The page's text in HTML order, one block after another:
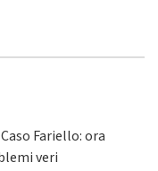
Fariello: ora
veri